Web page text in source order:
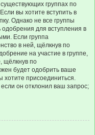
группах по
вы хотите вступить в
Однако не все группы
для вступления в
Если группа
в ней, щёлкнув по
на участие в группе,
щёлкнув по
будет одобрить ваше
хотите присоединиться.
он отклонил ваш запрос;